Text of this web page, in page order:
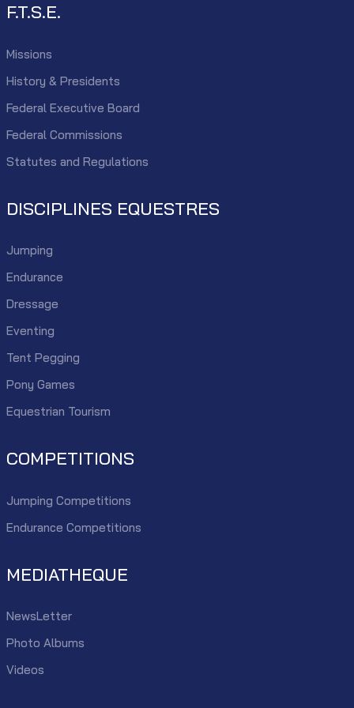
F.T.S.E.
Missions
History & Presidents
Federal Executive Board
Federal Commissions
Statutes and Regulations
DISCIPLINES EQUESTRES
Jumping
Endurance
Dressage
Eventing
Tent Pegging
Pony Games
Equestrian Tourism
COMPETITIONS
Jumping Competitions
Endurance Competitions
MEDIATHEQUE
NewsLetter
Photo Albums
Videos